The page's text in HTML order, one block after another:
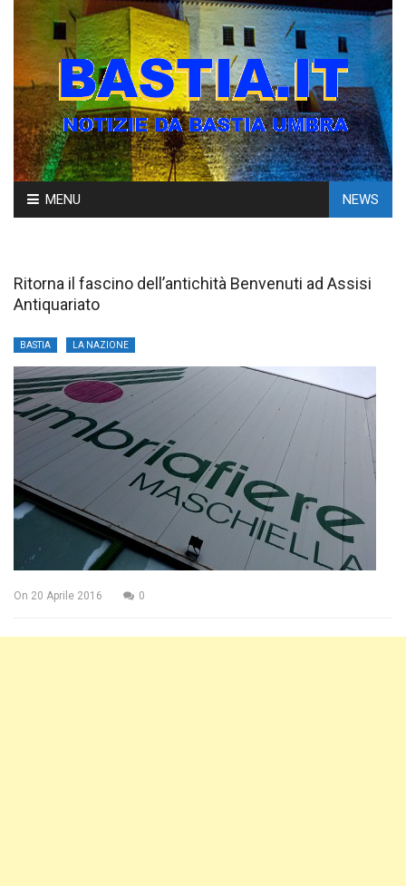
Skip
to
MENU NEWS
Ritorna il fascino dell’antichità Benvenuti ad Assisi
Antiquariato
BASTIA LA NAZIONE
On 20 Aprile 2016 0